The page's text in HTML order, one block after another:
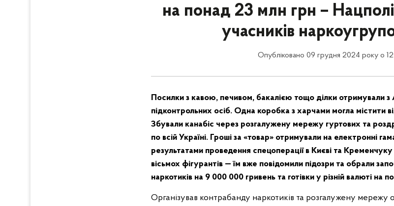
на понад 23 млн грн –
учасників
Опубліковано 09 грудня 2024 року о
Посилки з кавою, печивом, бакалією тощо ділки отримували
підконтрольних осіб. Одна коробка з харчами могла містити
Збували канабіс через розгалужену мережу гуртових та
по всій Україні. Гроші за «товар» отримували на електронні
результатами проведення спецоперації в Києві та
вісьмох фігурантів — їм вже повідомили підозри та обрали
наркотиків на 9 000 000 гривень та готівки у різній валюті на
Організував контрабанду наркотиків та розгалужену мережу